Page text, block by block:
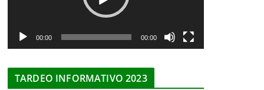
c
00:00 00:00
TARDEO INFORMATIVO 2023